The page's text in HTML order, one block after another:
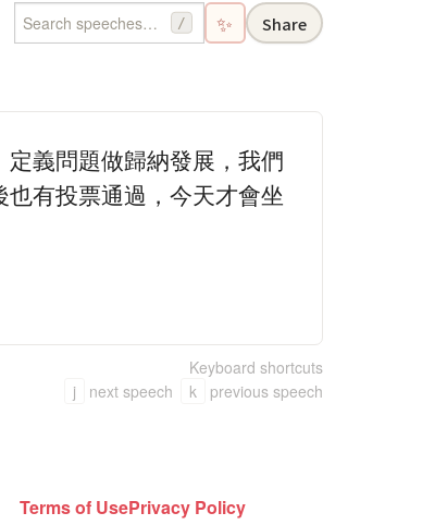
/ ✨ Share
義問題做歸納發展，我們
有投票通過，今天才會坐
Keyboard shortcuts
j
next speech k previous speech
Terms of UsePrivacy Policy